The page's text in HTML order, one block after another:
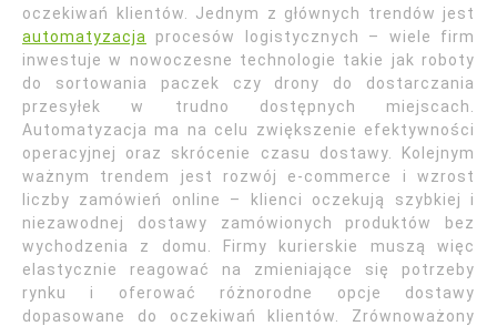
oczekiwań klientów. Jednym z głównych trendów jest
automatyzacja
procesów logistycznych – wiele firm
inwestuje w nowoczesne technologie takie jak roboty
do sortowania paczek czy drony do dostarczania
przesyłek w trudno dostępnych miejscach.
Automatyzacja ma na celu zwiększenie efektywności
operacyjnej oraz skrócenie czasu dostawy. Kolejnym
ważnym trendem jest rozwój e-commerce i wzrost
liczby zamówień online – klienci oczekują szybkiej i
niezawodnej dostawy zamówionych produktów bez
wychodzenia z domu. Firmy kurierskie muszą więc
elastycznie reagować na zmieniające się potrzeby
rynku i oferować różnorodne opcje dostawy
dopasowane do oczekiwań klientów. Zrównoważony